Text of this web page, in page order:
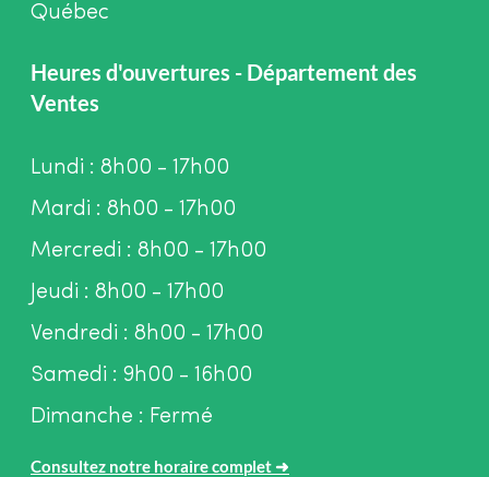
Québec
Heures d'ouvertures - Département des
Ventes
Lundi : 8h00 - 17h00
Mardi : 8h00 - 17h00
Mercredi : 8h00 - 17h00
Jeudi : 8h00 - 17h00
Vendredi : 8h00 - 17h00
Samedi : 9h00 - 16h00
Dimanche : Fermé
Consultez notre horaire complet ➜